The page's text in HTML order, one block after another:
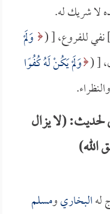
لا شريك له.
للفروع، [ ( وَلَمْ
[ ( وَلَمْ يَكُنْ لَهُ كُفُوًا
(لا يزال
الله)
لهالبخاريومسلم